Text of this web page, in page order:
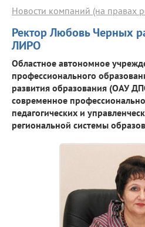
Ректор Любовь Черных
ЛИРО
Новости компаний (на правах
Областное автономное
профессионального
развития образования (ОАУ
современное
педагогических и
региональной системы